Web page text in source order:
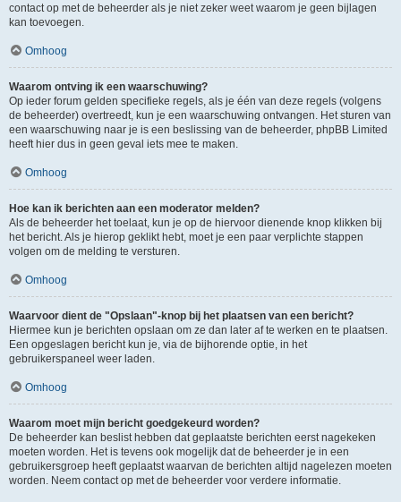
contact op met de beheerder als je niet zeker weet waarom je geen bijlagen
kan toevoegen.
Omhoog
Waarom ontving ik een waarschuwing?
Op ieder forum gelden specifieke regels, als je één van deze regels (volgens
de beheerder) overtreedt, kun je een waarschuwing ontvangen. Het sturen van
een waarschuwing naar je is een beslissing van de beheerder, phpBB Limited
heeft hier dus in geen geval iets mee te maken.
Omhoog
Hoe kan ik berichten aan een moderator melden?
Als de beheerder het toelaat, kun je op de hiervoor dienende knop klikken bij
het bericht. Als je hierop geklikt hebt, moet je een paar verplichte stappen
volgen om de melding te versturen.
Omhoog
Waarvoor dient de "Opslaan"-knop bij het plaatsen van een bericht?
Hiermee kun je berichten opslaan om ze dan later af te werken en te plaatsen.
Een opgeslagen bericht kun je, via de bijhorende optie, in het
gebruikerspaneel weer laden.
Omhoog
Waarom moet mijn bericht goedgekeurd worden?
De beheerder kan beslist hebben dat geplaatste berichten eerst nagekeken
moeten worden. Het is tevens ook mogelijk dat de beheerder je in een
gebruikersgroep heeft geplaatst waarvan de berichten altijd nagelezen moeten
worden. Neem contact op met de beheerder voor verdere informatie.